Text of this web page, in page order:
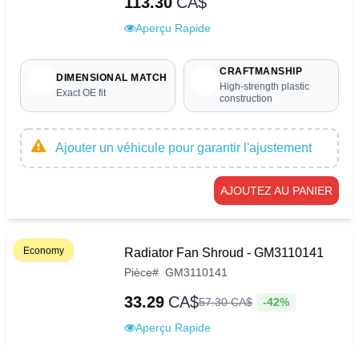
Aperçu Rapide
DIMENSIONAL MATCH
Exact OE fit
CRAFTMANSHIP
High-strength plastic
construction
Ajouter un véhicule pour garantir l'ajustement
AJOUTEZ AU PANIER
Economy Radiator Fan Shroud - GM3110141
Pièce# GM3110141
33.29 CA$57.30CA$ -42%
Aperçu Rapide